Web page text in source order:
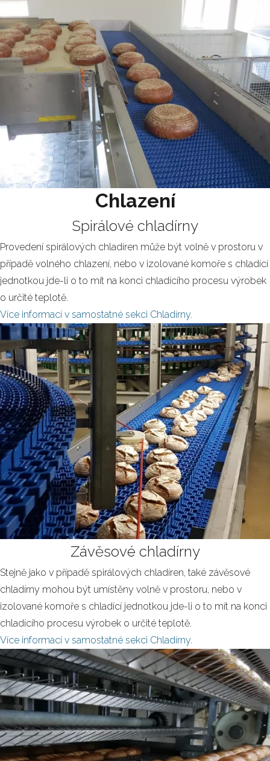
Chlazení
Spirálové chladírny
Provedení spirálových chladíren může být volně v prostoru v
případě volného chlazení, nebo v izolované komoře s chladící
jednotkou jde-li o to mít na konci chladícího procesu výrobek
o určité teplotě.
Více informací v samostatné sekci Chladírny.
Závěsové chladírny
Stejně jako v případě spirálových chladíren, také závěsové
chladírny mohou být umístěny volně v prostoru, nebo v
izolované komoře s chladící jednotkou jde-li o to mít na konci
chladícího procesu výrobek o určité teplotě.
Více informací v samostatné sekci Chladírny.